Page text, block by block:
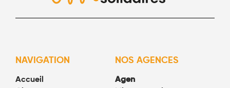
NAVIGATION
Accueil
NOS AGENCES
Agen